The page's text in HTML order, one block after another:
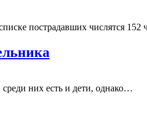
пострадавших числятся 152
них есть и дети, однако…